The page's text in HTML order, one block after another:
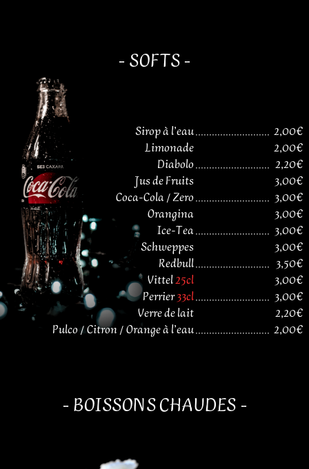
- SOFTS -
Sirop à l’eau
Limonade
Diabolo
Jus de Fruits
Coca-Cola / Zero
Orangina
Ice-Tea
Schweppes
Redbull
Vittel25cl
Perrier33cl
Verre de lait
Pulco / Citron / Orange à l’eau
...........................
...........................
...........................
...........................
...........................
...........................
...........................
2,00€
2,00€
2,20€
3,00€
3,00€
3,00€
3,00€
3,00€
3,50€
3,00€
3,00€
2,20€
2,00€
- BOISSONS CHAUDES -